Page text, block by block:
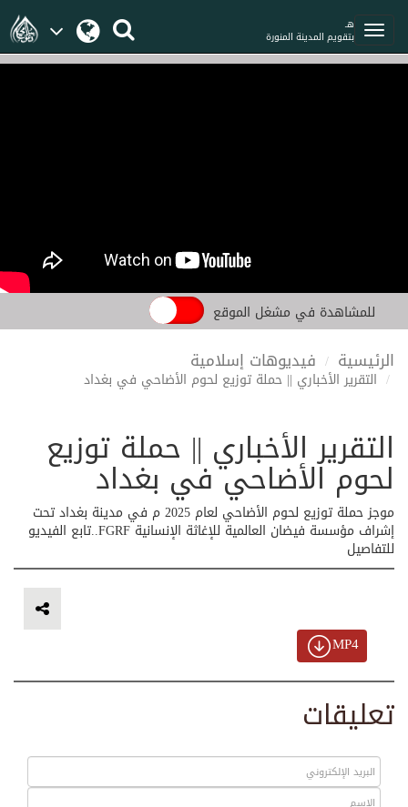
هـ
بتقويم المدينة المنورة
للمشاهدة في مشغل الموقع
الرئيسية فيديوهات إسلامية
التقرير الأخباري || حملة توزيع لحوم الأضاحي في بغداد
التقرير الأخباري || حملة توزيع
لحوم الأضاحي في بغداد
موجز حملة توزيع لحوم الأضاحي لعام 2025 م في مدينة بغداد تحت
إشراف مؤسسة فيضان العالمية للإغاثة الإنسانية FGRF..تابع الفيديو
للتفاصيل
MP4
تعليقات